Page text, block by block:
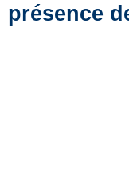
présence